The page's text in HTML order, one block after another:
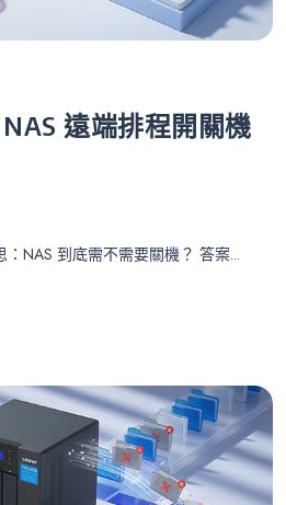
遠端排程開關機
NAS 到底需不需要關機？ 答案...